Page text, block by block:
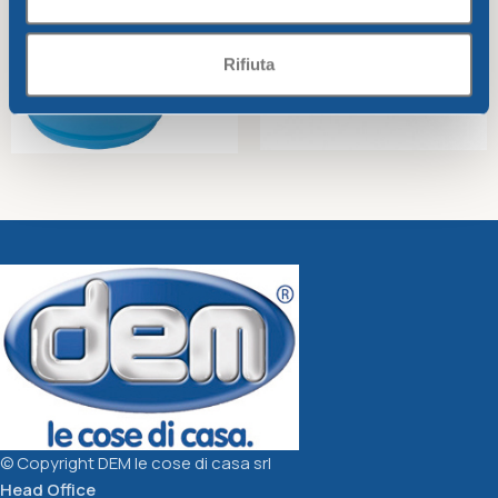
Rifiuta
Crystalway
2,16€
Select Options
2,47
Select Options
© Copyright DEM le cose di casa srl
Head Office